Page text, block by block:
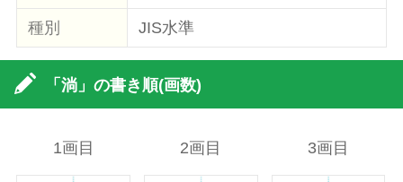
種別 JIS水準
「淌」の書き順(画数)
1画目 2画目 3画目